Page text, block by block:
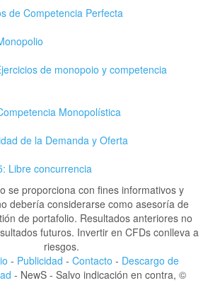
de Competencia Perfecta
de monopoio y competencia
Monopolística
de la Demanda y Oferta
Libre concurrencia
se proporciona con fines informativos y
debería considerarse como asesoría de
de portafolio. Resultados anteriores no
futuros. Invertir en CFDs conlleva a
riesgos.
- Publicidad - Contacto - Descargo de
- NewS - Salvo indicación en contra, ©